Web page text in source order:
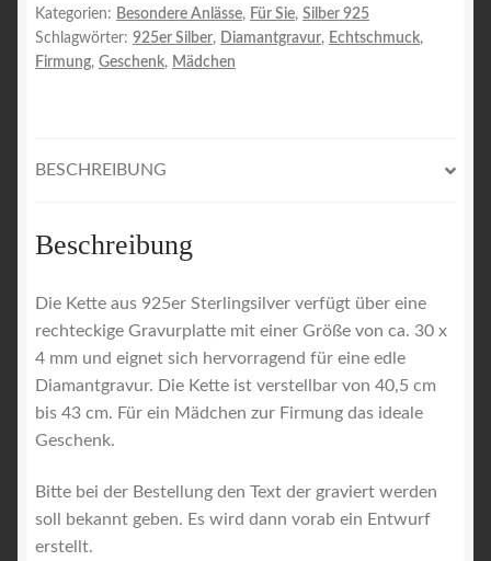
Kategorien: Besondere Anlässe, Für Sie, Silber 925
Schlagwörter: 925er Silber, Diamantgravur, Echtschmuck,
Firmung, Geschenk, Mädchen
BESCHREIBUNG
Beschreibung
Die Kette aus 925er Sterlingsilver verfügt über eine
rechteckige Gravurplatte mit einer Größe von ca. 30 x
4 mm und eignet sich hervorragend für eine edle
Diamantgravur. Die Kette ist verstellbar von 40,5 cm
bis 43 cm. Für ein Mädchen zur Firmung das ideale
Geschenk.
Bitte bei der Bestellung den Text der graviert werden
soll bekannt geben. Es wird dann vorab ein Entwurf
erstellt.